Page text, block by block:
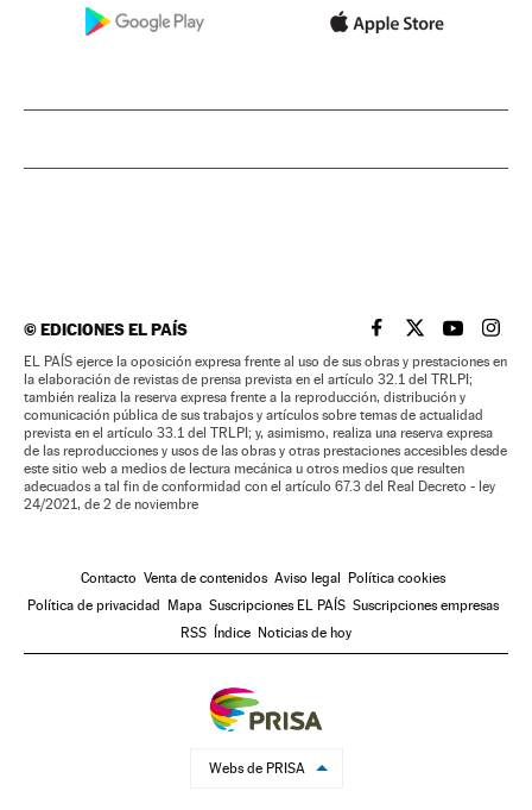
©EDICIONES EL PAÍS EL PAÍS BRASIL EN
EL PAÍSEL PAÍS
EL
EL PAÍS ejerce la oposición expresa frente al uso de sus obras y prestaciones en
la elaboración de revistas de prensa prevista en el artículo 32.1 del TRLPI;
también realiza la reserva expresa frente a la reproducción, distribución y
comunicación pública de sus trabajos y artículos sobre temas de actualidad
prevista en el artículo 33.1 del TRLPI; y, asimismo, realiza una reserva expresa
de las reproducciones y usos de las obras y otras prestaciones accesibles desde
este sitio web a medios de lectura mecánica u otros medios que resulten
adecuados a tal fin de conformidad con el artículo 67.3 del Real Decreto - ley
24/2021, de 2 de noviembre
Contacto Venta de contenidos Aviso legal Política cookies
Política de privacidad Mapa Suscripciones EL PAÍS Suscripciones empresas
RSS Índice Noticias de hoy
Webs de PRISA